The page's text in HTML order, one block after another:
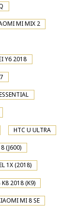
MI MIX 2
Y6 2018
HTC U ULTRA
(J600)
1X (2018)
K8 2018 (K9)
MI 8 SE